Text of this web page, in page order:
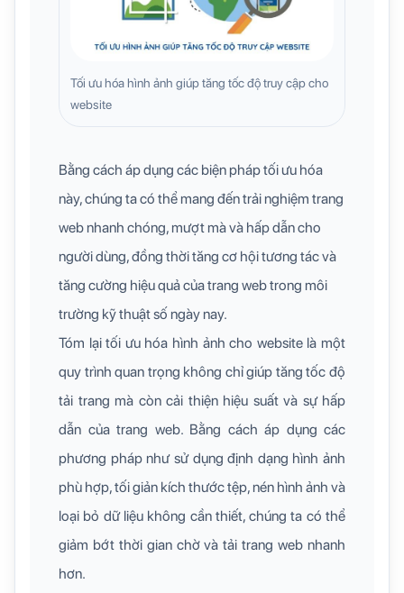
Tối ưu hóa hình ảnh giúp tăng tốc độ truy cập cho
website
Bằng cách áp dụng các biện pháp tối ưu hóa
này, chúng ta có thể mang đến trải nghiệm trang
web nhanh chóng, mượt mà và hấp dẫn cho
người dùng, đồng thời tăng cơ hội tương tác và
tăng cường hiệu quả của trang web trong môi
trường kỹ thuật số ngày nay.
Tóm lại tối ưu hóa hình ảnh cho website là một
quy trình quan trọng không chỉ giúp tăng tốc độ
tải trang mà còn cải thiện hiệu suất và sự hấp
dẫn của trang web. Bằng cách áp dụng các
phương pháp như sử dụng định dạng hình ảnh
phù hợp, tối giản kích thước tệp, nén hình ảnh và
loại bỏ dữ liệu không cần thiết, chúng ta có thể
giảm bớt thời gian chờ và tải trang web nhanh
hơn.